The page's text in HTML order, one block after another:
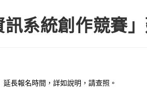
系統創作競賽
長報名時間，詳如說明，請查照。